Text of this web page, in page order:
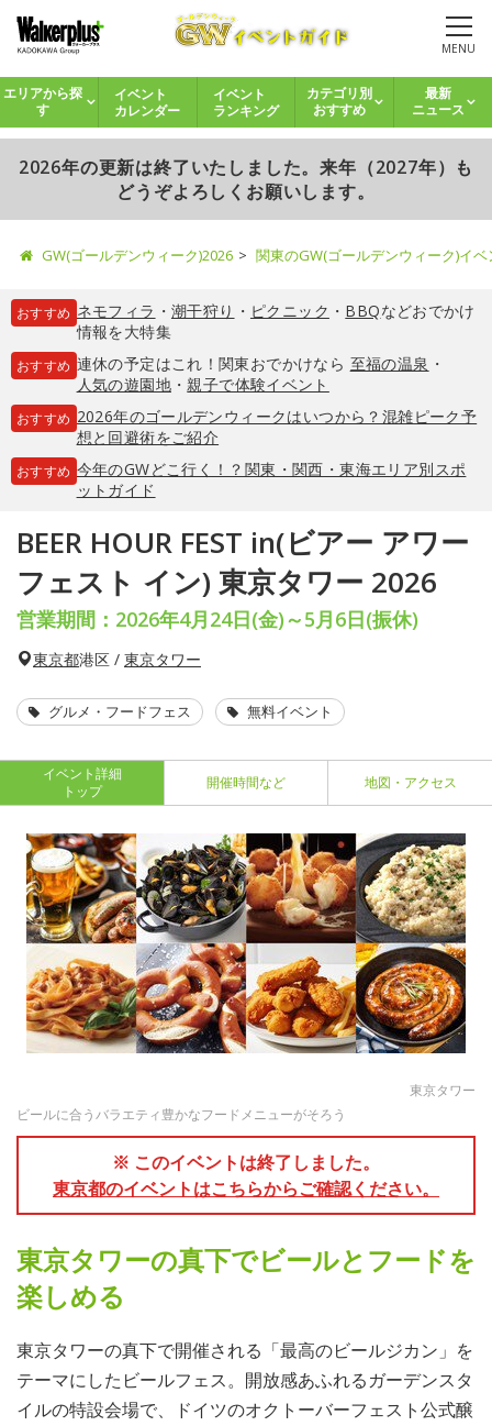
MENU
エリアから探
す
イベント
カレンダー
イベント
ランキング
カテゴリ別
おすすめ
最新
ニュース
2026年の更新は終了いたしました。来年（2027年）も
どうぞよろしくお願いします。
GW(ゴールデンウィーク)2026 関東のGW(ゴールデンウィーク)イ
おすすめ ネモフィラ ・ 潮干狩り ・ ピクニック ・ BBQなどおでかけ
情報を大特集
おすすめ 連休の予定はこれ！関東おでかけなら 至福の温泉 ・
人気の遊園地・親子で体験イベント
おすすめ 2026年のゴールデンウィークはいつから？混雑ピーク予
想と回避術をご紹介
おすすめ 今年のGWどこ行く！？関東・関西・東海エリア別スポ
ットガイド
BEER HOUR FEST in(ビアー アワー
フェスト イン) 東京タワー 2026
営業期間：2026年4月24日(金)～5月6日(振休)
東京都港区 / 東京タワー
グルメ・フードフェス 無料イベント
イベント詳細
トップ
開催時間など 地図・アクセス
東京タワー
ビールに合うバラエティ豊かなフードメニューがそろう
※ このイベントは終了しました。
東京都のイベントはこちらからご確認ください。
東京タワーの真下でビールとフードを
楽しめる
東京タワーの真下で開催される「最高のビールジカン」を
テーマにしたビールフェス。開放感あふれるガーデンスタ
イルの特設会場で、ドイツのオクトーバーフェスト公式醸